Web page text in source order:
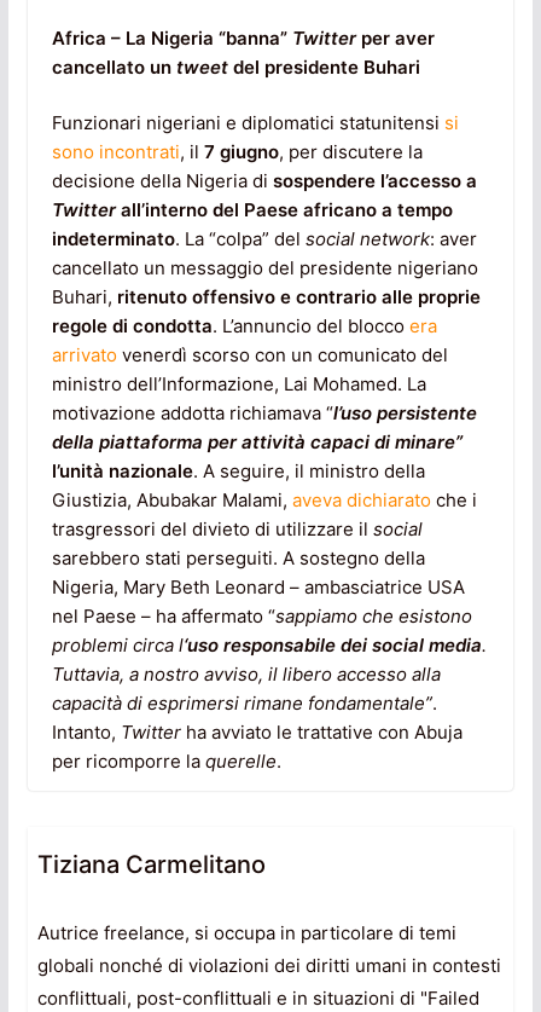
Africa – La Nigeria “banna” Twitterper aver
cancellato un tweetdel presidente Buhari
Funzionari nigeriani e diplomatici statunitensi si
sono incontrati, il 7 giugno, per discutere la
decisione della Nigeria di sospendere l’accesso a
Twitterall’interno del Paese africano a tempo
indeterminato. La “colpa” del social network: aver
cancellato un messaggio del presidente nigeriano
Buhari, ritenuto offensivo e contrario alle proprie
regole di condotta. L’annuncio del blocco era
arrivatovenerdì scorso con un comunicato del
ministro dell’Informazione, Lai Mohamed. La
motivazione addotta richiamava “l’uso persistente
della piattaforma per attività capaci di minare”
l’unità nazionale. A seguire, il ministro della
Giustizia, Abubakar Malami, aveva dichiaratoche i
trasgressori del divieto di utilizzare il social
sarebbero stati perseguiti. A sostegno della
Nigeria, Mary Beth Leonard – ambasciatrice USA
nel Paese – ha affermato “sappiamo che esistono
problemi circa l‘uso responsabile dei social media.
Tuttavia, a nostro avviso, il libero accesso alla
capacità di esprimersi rimane fondamentale”.
Intanto, Twitterha avviato le trattative con Abuja
per ricomporre la querelle.
Tiziana Carmelitano
Autrice freelance, si occupa in particolare di temi
globali nonché di violazioni dei diritti umani in contesti
conflittuali, post-conflittuali e in situazioni di "Failed